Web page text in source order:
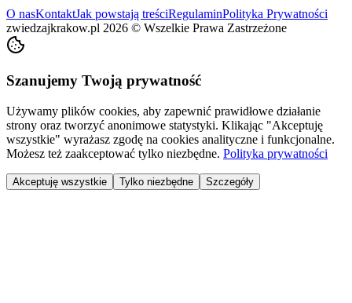
O nasKontaktJak powstają treściRegulaminPolityka Prywatności
zwiedzajkrakow.pl 2026 © Wszelkie Prawa Zastrzeżone
Szanujemy Twoją prywatność
Używamy plików cookies, aby zapewnić prawidłowe działanie
strony oraz tworzyć anonimowe statystyki. Klikając "Akceptuję
wszystkie" wyrażasz zgodę na cookies analityczne i funkcjonalne.
Możesz też zaakceptować tylko niezbędne. Polityka prywatności
Akceptuję wszystkie Tylko niezbędne Szczegóły